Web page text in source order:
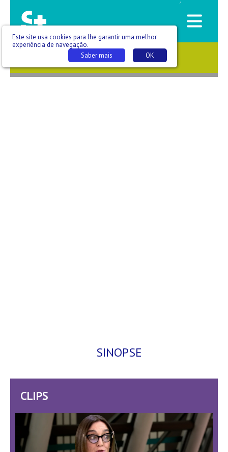
/
SAÚDE QUE SE VÊ
SINOPSE
CLIPS
Este site usa cookies para lhe garantir uma melhor
experiência de navegação.
OK
Saber mais